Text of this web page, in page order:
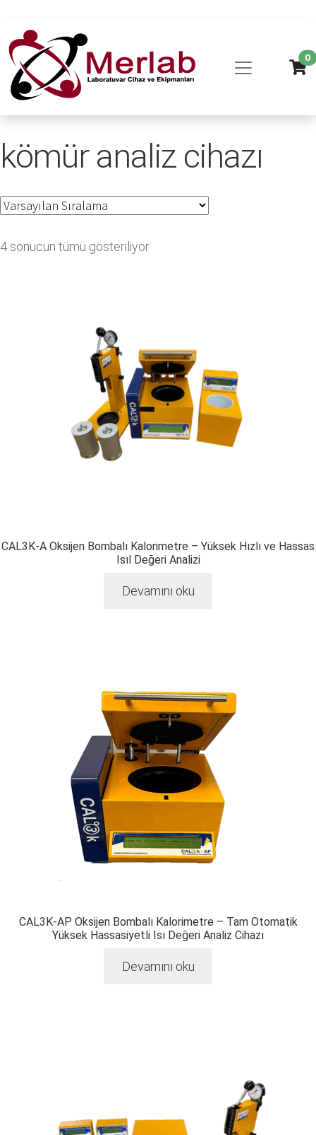
0
kömür analiz cihazı
4 sonucun tümü gösteriliyor
CAL3K-A Oksijen Bombalı Kalorimetre – Yüksek Hızlı ve Hassas
Isıl Değeri Analizi
Devamını oku
CAL3K-AP Oksijen Bombalı Kalorimetre – Tam Otomatik
Yüksek Hassasiyetli Isı Değeri Analiz Cihazı
Devamını oku